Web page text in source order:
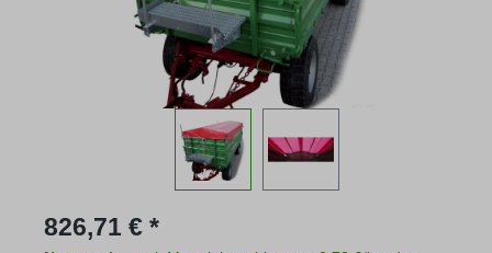
Regulärer Preis:
826,71 € *